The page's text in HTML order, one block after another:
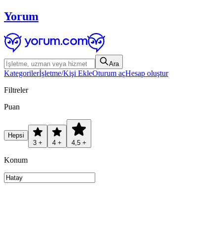
Yorum
Ara
Kategorilerİşletme/Kişi EkleOturum açHesap oluştur
Filtreler
Puan
Hepsi
3 +
4 + 4,5 +
Konum